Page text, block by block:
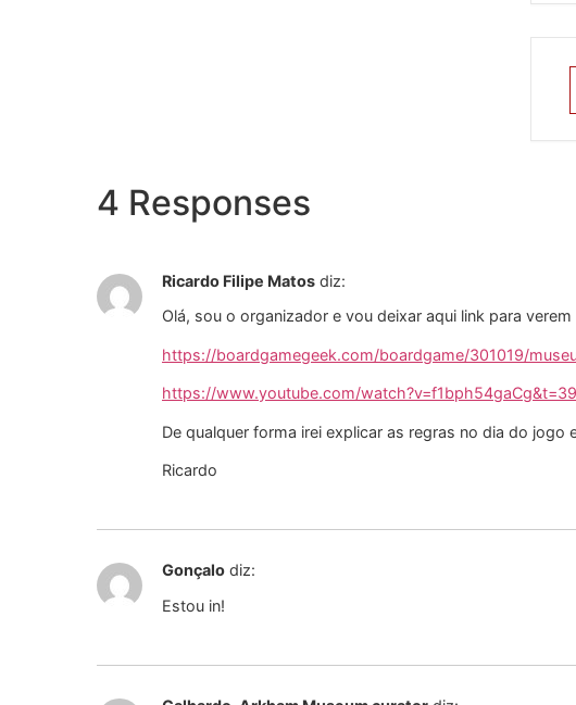
4 Responses
Ricardo Filipe Matos diz:
Olá, sou o organizador e vou deixar aqui link para
https://boardgamegeek.com/boardgame/301019/
https://www.youtube.com/
De qualquer forma irei explicar as regras no dia do jogo
Ricardo
Gonçalo diz:
Estou in!